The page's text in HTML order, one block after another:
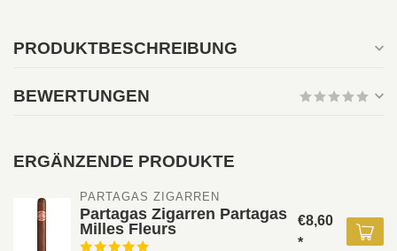
PRODUKTBESCHREIBUNG
BEWERTUNGEN
ERGÄNZENDE PRODUKTE
PARTAGAS ZIGARREN
Partagas Zigarren Partagas
Milles Fleurs
€8,60
*